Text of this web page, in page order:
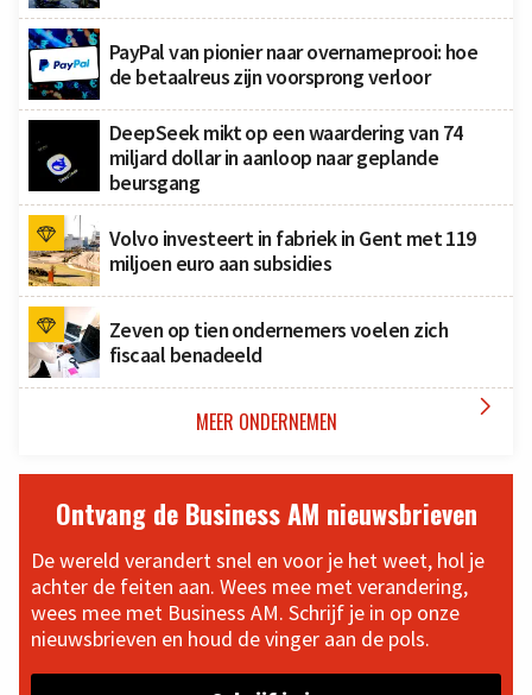
PayPal van pionier naar overnameprooi: hoe
de betaalreus zijn voorsprong verloor
DeepSeek mikt op een waardering van 74
miljard dollar in aanloop naar geplande
beursgang
Volvo investeert in fabriek in Gent met 119
miljoen euro aan subsidies
Zeven op tien ondernemers voelen zich
fiscaal benadeeld
MEER ONDERNEMEN 
Ontvang de Business AM nieuwsbrieven
De wereld verandert snel en voor je het weet, hol je
achter de feiten aan. Wees mee met verandering,
wees mee met Business AM. Schrijf je in op onze
nieuwsbrieven en houd de vinger aan de pols.